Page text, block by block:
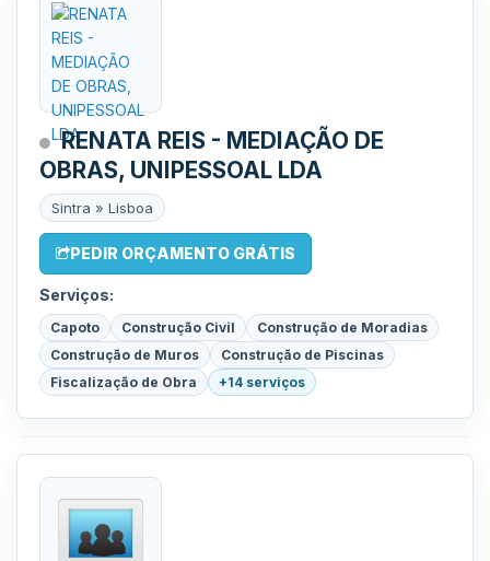
RENATA REIS - MEDIAÇÃO DE
OBRAS, UNIPESSOAL LDA
Sintra » Lisboa
PEDIR ORÇAMENTO GRÁTIS
Serviços:
Capoto Construção Civil
Construção de Moradias
Construção de Muros
Construção de Piscinas
Fiscalização de Obra
+14 serviços